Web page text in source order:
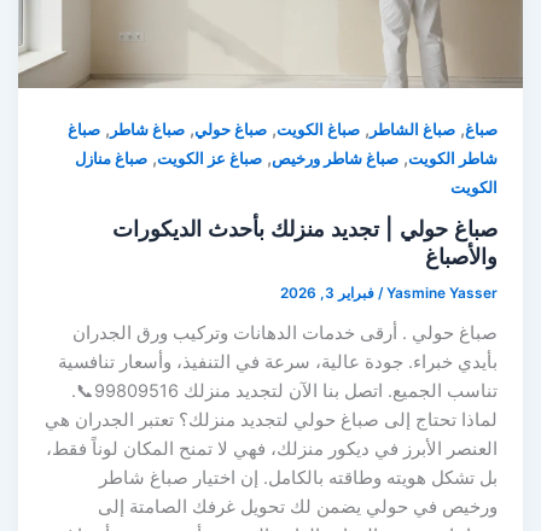
صباغ,صباغ الشاطر ,صباغ الكويت,صباغ حولي,صباغ شاطر ,صباغ
شاطر الكويت,صباغ شاطر ورخيص,صباغ عز الكويت,صباغ منازل
الكويت
صباغ حولي | تجديد منزلك بأحدث الديكورات
والأصباغ
Yasmine Yasser
/فبراير 3, 2026
صباغ حولي . أرقى خدمات الدهانات وتركيب ورق الجدران
بأيدي خبراء. جودة عالية، سرعة في التنفيذ، وأسعار تنافسية
تناسب الجميع. اتصل بنا الآن لتجديد منزلك 99809516📞.
لماذا تحتاج إلى صباغ حولي لتجديد منزلك؟ تعتبر الجدران هي
العنصر الأبرز في ديكور منزلك، فهي لا تمنح المكان لوناً فقط،
بل تشكل هويته وطاقته بالكامل. إن اختيار صباغ شاطر
ورخيص في حولي يضمن لك تحويل غرفك الصامتة إلى